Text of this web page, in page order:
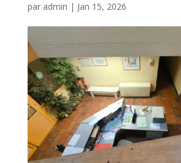
par admin | Jan 15, 2026